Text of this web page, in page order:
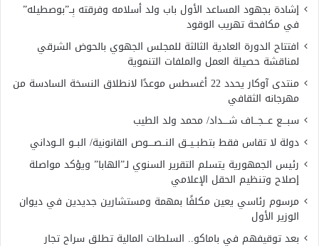
إشادة بجهود المساعد الأول باب ولد أسلامه وفرقته بِــ”بوصطيله”
في مكافحة تهريب الوقود
افتتاح الدورة العادية الثالثة للمجلس الجهوي بالحوض الشرقي
لمناقشة حصيلة العمل والملفات التنموية
منتدى آوكار يحدد 22 أغسطس موعدًا لانطلاق النسخة السادسة من
مهرجانه الثقافي
سبـــع عـــجـــاف شــــداد/ محمد ولد الطيب
دولة لا تقاس فقط بتطبــيــق النــصــــوص القانونية/ البــو الــوداني
رئيس الجمهورية يتسلم التقرير السنوي لـ”الهابا” ويؤكد مواصلة
إصلاح وتنظيم الحقل الإعلامي
مرسوم رئاسي يعين مكلفًا بمهمة ومستشارين جديدين في ديوان
الوزير الأول
بعد توقيفهم في باماكو.. السلطات المالية تطلق سراح تجار